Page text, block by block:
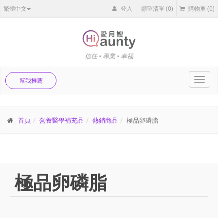
繁體中文 登入 願望清單(0) 購物車 (0)
信任 • 專業 • 幸福
幫我推薦
首頁 營養醫學補充品 熱銷商品 極品卵磷脂
極品卵磷脂